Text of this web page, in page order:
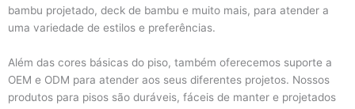
VER MAIS
bambu projetado, deck de bambu e muito mais, para atender a
uma variedade de estilos e preferências.
Além das cores básicas do piso, também oferecemos suporte a
OEM e ODM para atender aos seus diferentes projetos. Nossos
produtos para pisos são duráveis, fáceis de manter e projetados